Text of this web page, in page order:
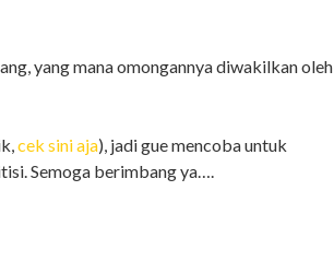
yang mana omongannya diwakilkan oleh
cek sini aja), jadi gue mencoba untuk
Semoga berimbang ya….